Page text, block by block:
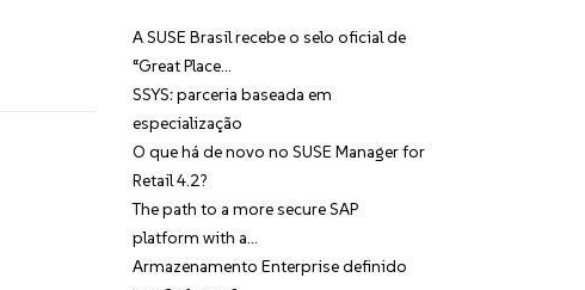
A SUSE Brasil recebe o selo oficial de
“Great Place…
SSYS: parceria baseada em
especialização
O que há de novo no SUSE Manager for
Retail 4.2?
The path to a more secure SAP
platform with a…
Armazenamento Enterprise definido